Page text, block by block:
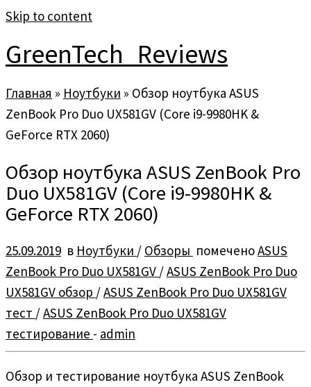
Skip to content
GreenTech_Reviews
Главная » Ноутбуки » Обзор ноутбука ASUS
ZenBook Pro Duo UX581GV (Core i9-9980HK &
GeForce RTX 2060)
Обзор ноутбука ASUS ZenBook Pro
Duo UX581GV (Core i9-9980HK &
GeForce RTX 2060)
25.09.2019 в Ноутбуки / Обзоры помеченоASUS
ZenBook Pro Duo UX581GV /ASUS ZenBook Pro Duo
UX581GV обзор /ASUS ZenBook Pro Duo UX581GV
тест /ASUS ZenBook Pro Duo UX581GV
тестирование - admin
Обзор и тестирование ноутбука ASUS ZenBook